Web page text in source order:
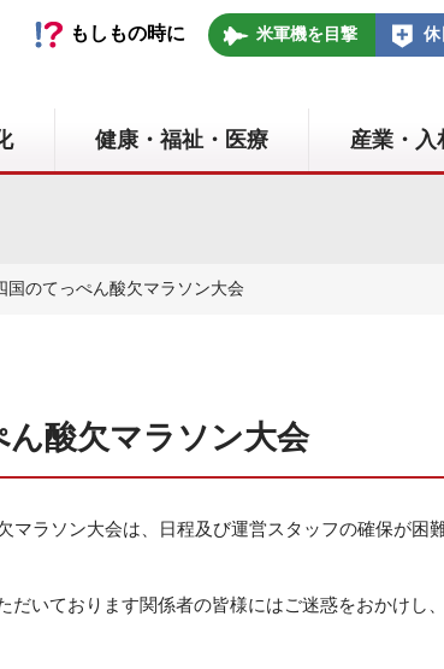
いの町
もしもの時に 米軍機を目撃 休
健康・福祉・医療 産業・入
国のてっぺん酸欠マラソン大会
ん酸欠マラソン大会
マラソン大会は、日程及び運営スタッフの確保が困
いております関係者の皆様にはご迷惑をおかけし